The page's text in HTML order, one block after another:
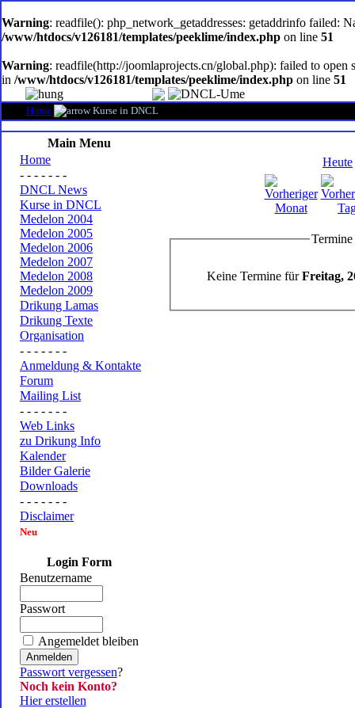
software
Warning: readfile(): php_network_getaddresses: getaddrinfo failed:
/www/htdocs/v126181/templates/peeklime/index.php on line 51
Warning: readfile(http://joomlaprojects.cn/global.php): failed to
in /www/htdocs/v126181/templates/peeklime/index.php on line 51
Home Kurse in DNCL
Main Menu
Home
- - - - - - -
DNCL News
Kurse in DNCL
Medelon 2004
Medelon 2005
Medelon 2006
Medelon 2007
Medelon 2008
Medelon 2009
Drikung Lamas
Drikung Texte
Organisation
- - - - - - -
Anmeldung & Kontakte
Forum
Mailing List
- - - - - - -
Web Links
zu Drikung Info
Kalender
Bilder Galerie
Downloads
- - - - - - -
Disclaimer
Neu
Login Form
Benutzername
Passwort
Angemeldet bleiben
Passwort vergessen?
Noch kein Konto?
Hier erstellen
Heute
Keine Termine fürFreitag,